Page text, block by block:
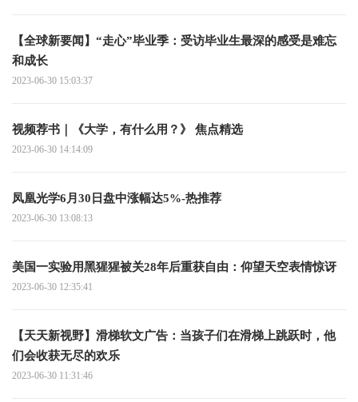
【全球新要闻】“走心”毕业季：受访毕业生最深的感受是难忘
和成长
2023-06-30 15:03:37
视频荐书｜《大学，有什么用？》 焦点精选
2023-06-30 14:14:09
凤凰光学6月30日盘中涨幅达5%-热推荐
2023-06-30 13:08:13
美国一实验用黑猩猩被关28年后重获自由：仰望天空表情惊讶
2023-06-30 12:35:41
【天天新视野】滑梯软文广告：当孩子们在滑梯上跳跃时，他
们会收获无尽的欢乐
2023-06-30 11:31:46